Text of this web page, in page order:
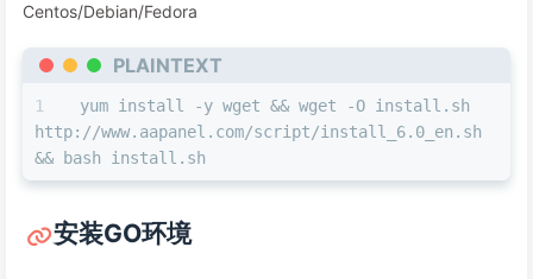
Centos/Debian/Fedora
PLAINTEXT
yum install -y wget && wget -O install.sh
http://www.aapanel.com/script/install_6.0_en.sh
&& bash install.sh
安装GO环境